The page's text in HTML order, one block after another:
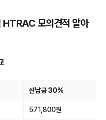
HTRAC 모의견적 알아
선납금 30%
571,800원